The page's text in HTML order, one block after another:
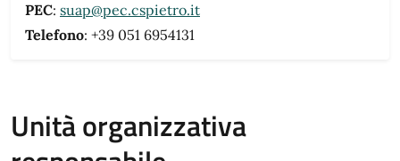
PEC: suap@pec.cspietro.it
Telefono: +39 051 6954131
Unità organizzativa